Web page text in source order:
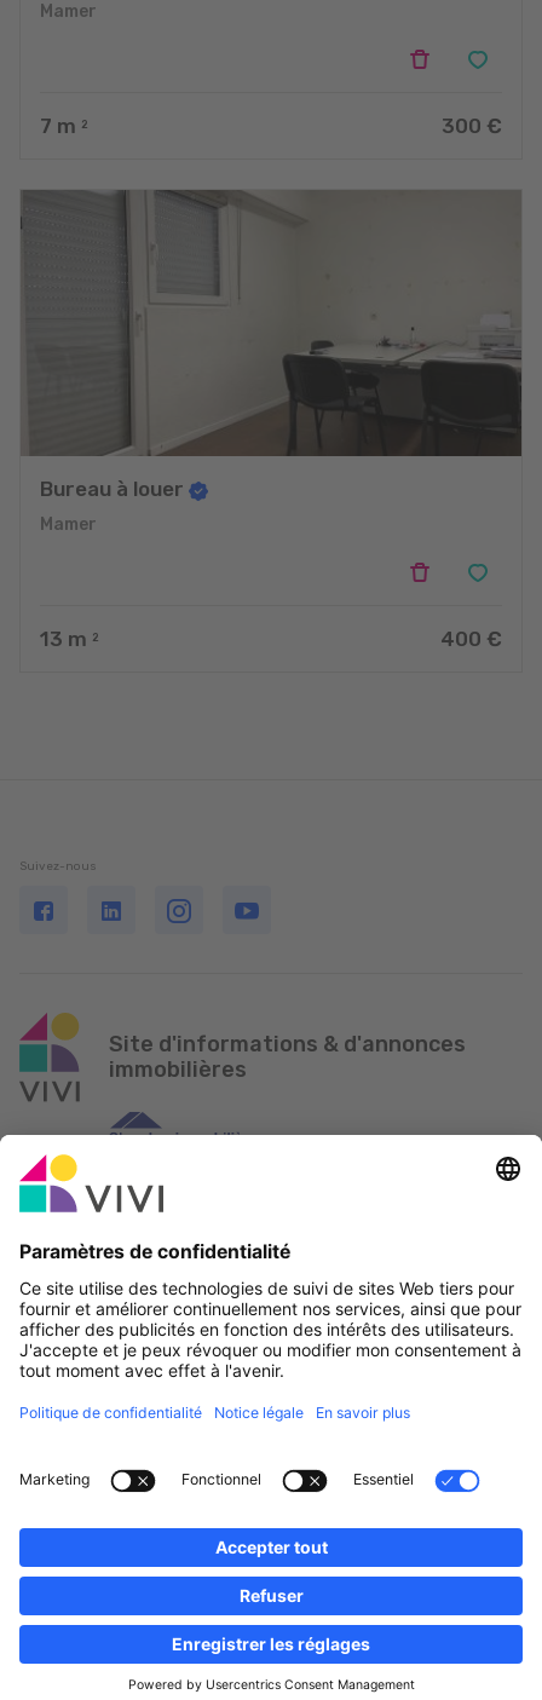
Mamer
7 m 2 300 €
Bureau à louer
Mamer
13 m 2 400 €
Suivez-nous
Site d'informations & d'annonces
immobilières
Professionnels, devenez membres!
Notice Légale